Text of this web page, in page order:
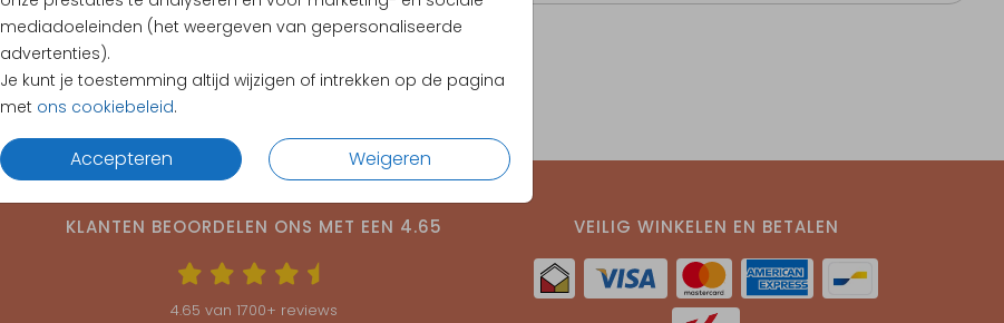
mediadoeleinden (het weergeven van gepersonaliseerde
advertenties).
Je kunt je toestemming altijd wijzigen of intrekken op de pagina
met ons cookiebeleid.
Accepteren Weigeren
KLANTEN BEOORDELEN ONS MET EEN 4.65
4.65 van 1700+ reviews
VEILIG WINKELEN EN BETALEN